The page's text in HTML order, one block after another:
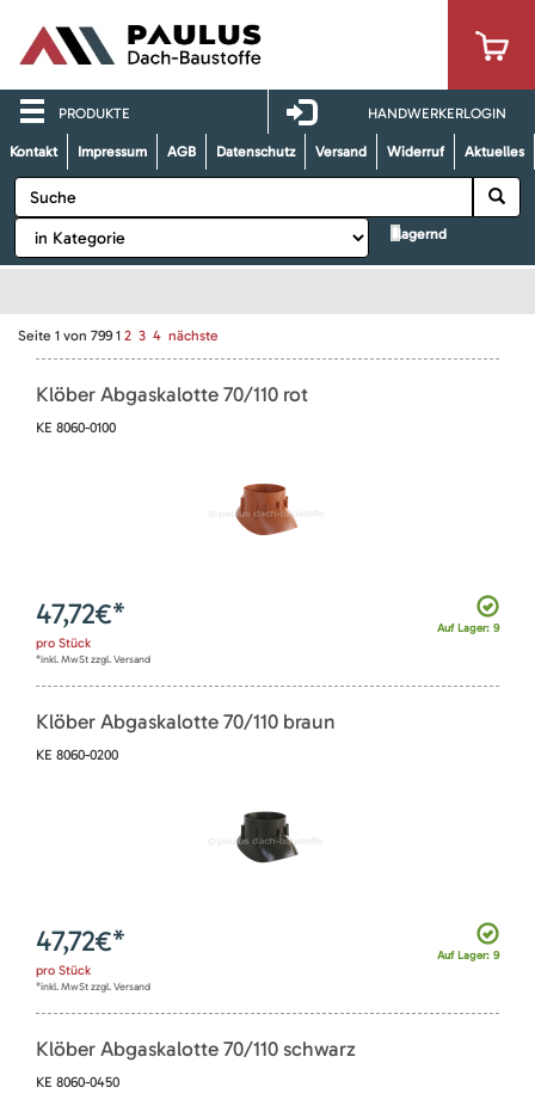
PRODUKTE HANDWERKERLOGIN
Kontakt Impressum AGB Datenschutz Versand Widerruf Aktuelles
lagernd
Seite 1 von 799 1 2 3 4 nächste
Klöber Abgaskalotte 70/110 rot
KE 8060-0100
Auf Lager: 9
47,72€*
pro Stück
*inkl. MwSt zzgl. Versand
Klöber Abgaskalotte 70/110 braun
KE 8060-0200
Auf Lager: 9
47,72€*
pro Stück
*inkl. MwSt zzgl. Versand
Klöber Abgaskalotte 70/110 schwarz
KE 8060-0450